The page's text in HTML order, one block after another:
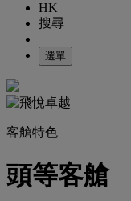
HK
搜尋
選單
客艙特色
頭等客艙